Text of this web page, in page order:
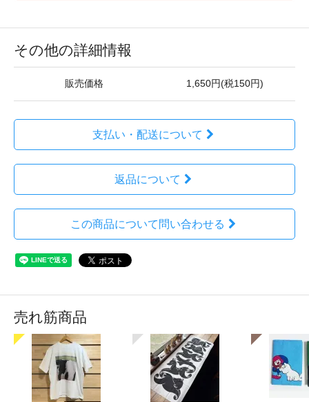
その他の詳細情報
販売価格 1,650円(税150円)
支払い・配送について
返品について
この商品について問い合わせる
売れ筋商品